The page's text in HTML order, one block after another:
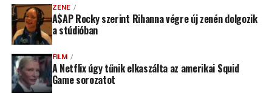
ZENE
A$AP Rocky szerint Rihanna végre új zenén dolgozik
a stúdióban
FILM
A Netflix úgy tűnik elkaszálta az amerikai Squid
Game sorozatot